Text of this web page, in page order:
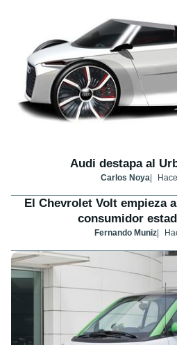
Audi destapa al
Carlos Noya
El Chevrolet Volt empieza
consumidor
Fernando Muniz